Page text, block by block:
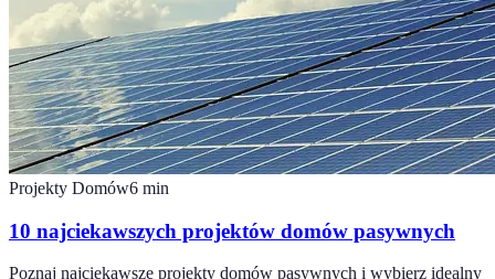
Projekty Domów6 min
10 najciekawszych projektów domów pasywnych
Poznaj najciekawsze projekty domów pasywnych i wybierz idealny